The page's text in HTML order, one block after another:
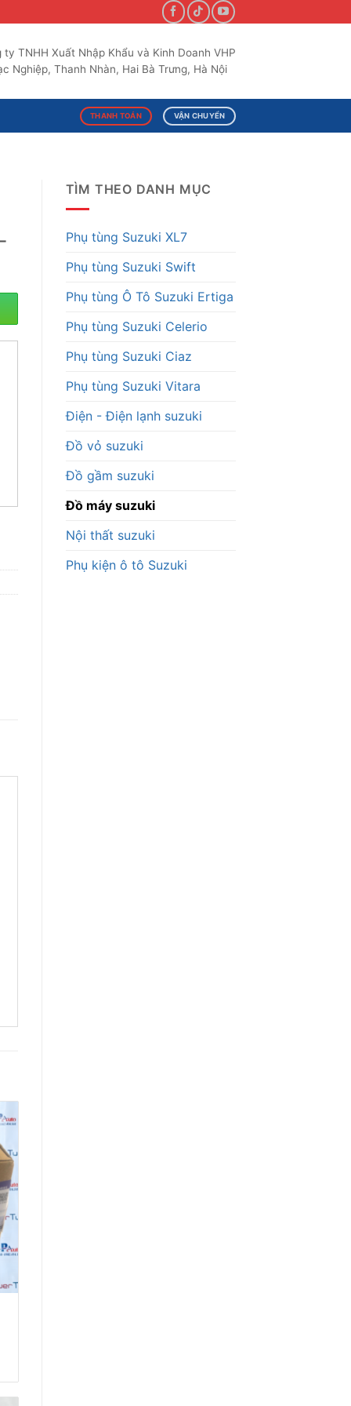
TNHH Xuất Nhập Khẩu và Kinh Doanh VHP
Nghiệp, Thanh Nhàn, Hai Bà Trưng, Hà Nội
THANH TOÁN VẬN CHUYỂN
TÌM THEO DANH MỤC
Phụ tùng Suzuki XL7
Phụ tùng Suzuki Swift
Phụ tùng Ô Tô Suzuki Ertiga
Phụ tùng Suzuki Celerio
Phụ tùng Suzuki Ciaz
Phụ tùng Suzuki Vitara
Điện - Điện lạnh suzuki
Đồ vỏ suzuki
Đồ gầm suzuki
Đồ máy suzuki
Nội thất suzuki
Phụ kiện ô tô Suzuki